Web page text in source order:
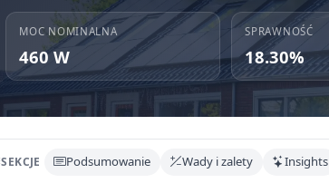
MOC NOMINALNA
460 W
SPRAWNOŚĆ
18.30%
SEKCJE Podsumowanie Wady i zalety Insights